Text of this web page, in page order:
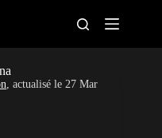
, actualisé le 27 Mar